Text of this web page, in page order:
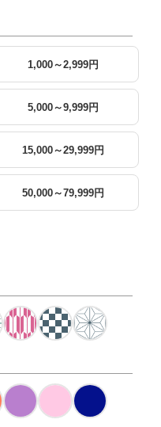
1,000～2,999円
5,000～9,999円
15,000～29,999円
50,000～79,999円